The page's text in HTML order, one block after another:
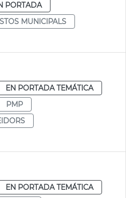
PORTADA
MUNICIPALS
EN PORTADA TEMÁTICA
PMP
EN PORTADA TEMÁTICA